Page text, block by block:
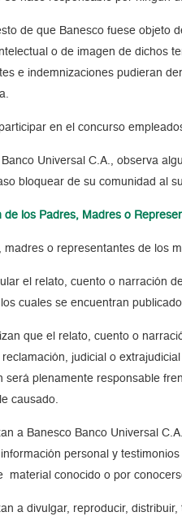
de que Banesco fuese objeto
o de imagen de dichos
e indemnizaciones pudieran
en el concurso
Universal C.A., observa
bloquear de su comunidad al
de los Padres, Madres o
madres o representantes de los
el relato, cuento o narración
cuales se encuentran
que el relato, cuento o
judicial o
será plenamente responsable
causado.
a Banesco Banco Universal
personal y
material conocido o por
a divulgar, reproducir,